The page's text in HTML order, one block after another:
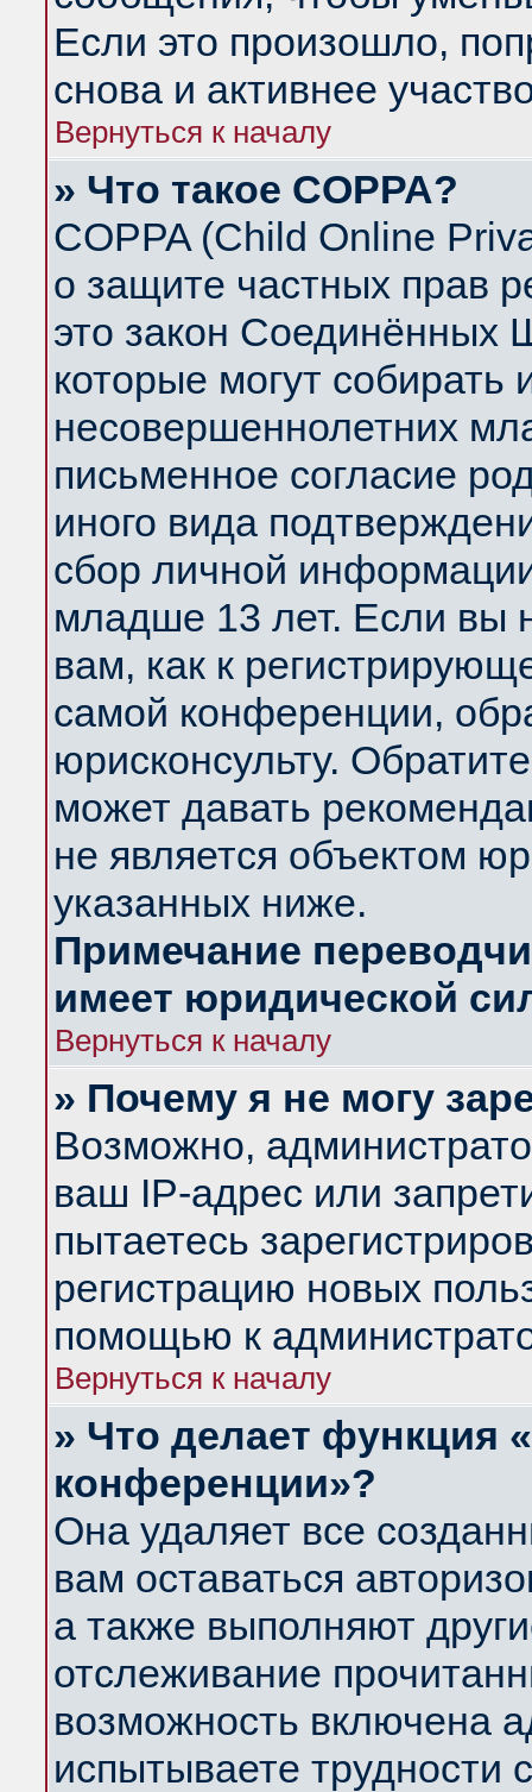
Если это произошло,
снова и активнее
Вернуться к началу
» Что такое COPPA?
COPPA (Child Online
о защите частных прав
это закон Соединённых
которые могут
несовершеннолетних
письменное согласие
иного вида
сбор личной
младше 13 лет. Если вы
вам, как к
самой конференции,
юрисконсульту.
может давать
не является объектом
указанных ниже.
Примечание
имеет юридической
Вернуться к началу
» Почему я не могу
Возможно,
ваш IP-адрес или
пытаетесь
регистрацию новых
помощью к
Вернуться к началу
» Что делает функция
конференции»?
Она удаляет все
вам оставаться
а также выполняют
отслеживание
возможность включена
испытываете трудности